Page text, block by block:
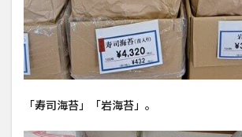
「寿司海苔」「岩海苔」。